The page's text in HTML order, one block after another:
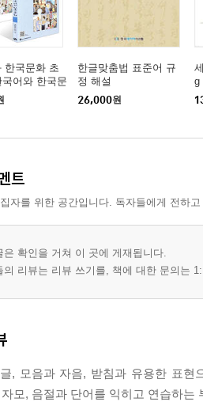
한국문화 초
어와 한국문
익힘책 세트
한글맞춤법 표준어 규
정 해설
26,000원
g
트
자를 위한 공간입니다. 독자들에게 전하
은 확인을 거쳐 이 곳에 게재됩니다.
의 리뷰는 리뷰 쓰기를, 책에 대한 문의는
, 모음과 자음, 받침과 유용한 표현
모, 음절과 단어를 익히고 연습하는